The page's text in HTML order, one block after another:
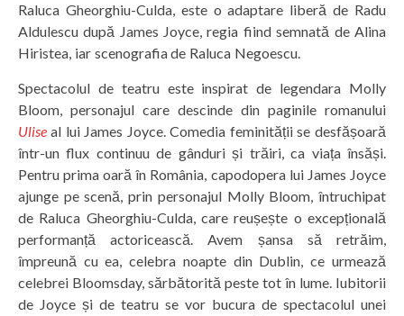
Raluca Gheorghiu-Culda, este o adaptare liberă de Radu
Aldulescu după James Joyce, regia fiind semnată de Alina
Hiristea, iar scenografia de Raluca Negoescu.
Spectacolul de teatru este inspirat de legendara Molly
Bloom, personajul care descinde din paginile romanului
Ulise al lui James Joyce. Comedia feminității se desfășoară
într-un flux continuu de gânduri și trăiri, ca viața însăși.
Pentru prima oară în România, capodopera lui James Joyce
ajunge pe scenă, prin personajul Molly Bloom, întruchipat
de Raluca Gheorghiu-Culda, care reușește o excepțională
performanță actoricească. Avem șansa să retrăim,
împreună cu ea, celebra noapte din Dublin, ce urmează
celebrei Bloomsday, sărbătorită peste tot în lume. Iubitorii
de Joyce și de teatru se vor bucura de spectacolul unei